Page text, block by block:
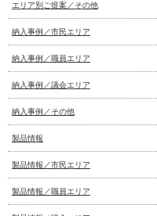
エリア別ご提案／その他
納入事例／市民エリア
納入事例／職員エリア
納入事例／議会エリア
納入事例／その他
製品情報
製品情報／市民エリア
製品情報／職員エリア